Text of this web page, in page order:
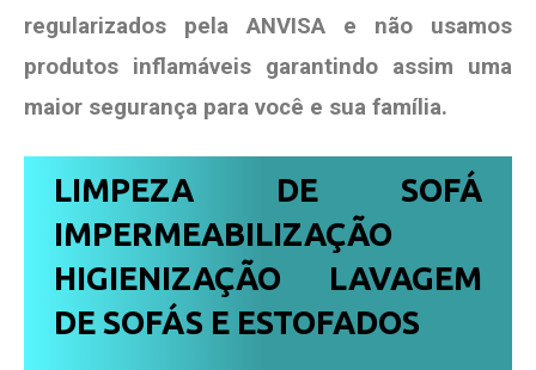
regularizados pela ANVISA e não usamos
produtos inflamáveis garantindo assim uma
maior segurança para você e sua família.
LIMPEZA DE SOFÁ
IMPERMEABILIZAÇÃO
HIGIENIZAÇÃO LAVAGEM
DE SOFÁS E ESTOFADOS